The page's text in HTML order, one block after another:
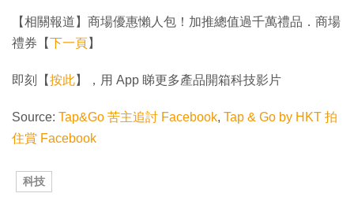
【相關報道】商場優惠懶人包！加推總值過千萬禮品．商場
禮券【下一頁】
即刻【按此】，用 App 睇更多產品開箱科技影片
Source: Tap&Go 苦主追討 Facebook, Tap & Go by HKT 拍
住賞 Facebook
科技